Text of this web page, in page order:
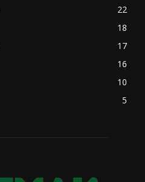
22
18
17
16
10
5